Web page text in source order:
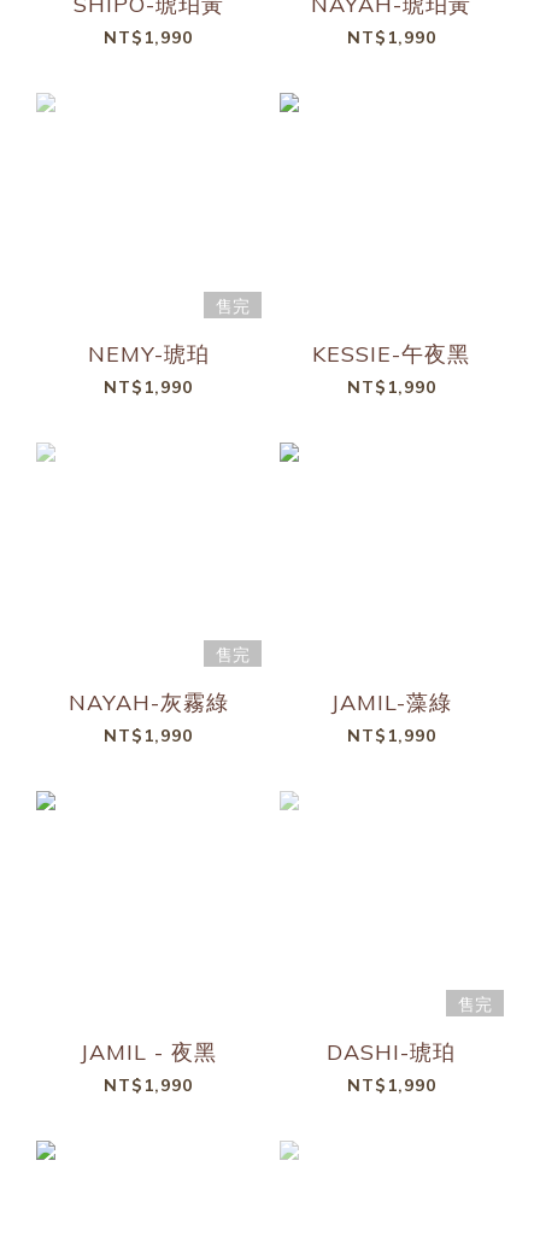
NT$1,990 NT$1,990
售完
NEMY-琥珀
NT$1,990
KESSIE-午夜黑
NT$1,990
售完
NAYAH-灰霧綠
NT$1,990
JAMIL-藻綠
NT$1,990
JAMIL - 夜黑
NT$1,990
售完
DASHI-琥珀
NT$1,990